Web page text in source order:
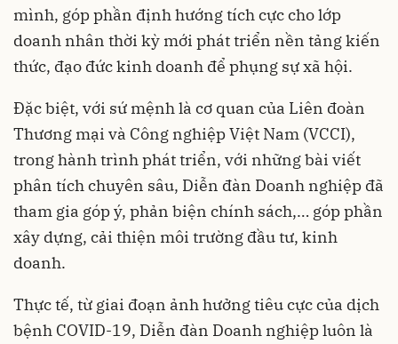
mình, góp phần định hướng tích cực cho lớp
doanh nhân thời kỳ mới phát triển nền tảng kiến
thức, đạo đức kinh doanh để phụng sự xã hội.
Đặc biệt, với sứ mệnh là cơ quan của Liên đoàn
Thương mại và Công nghiệp Việt Nam (VCCI),
trong hành trình phát triển, với những bài viết
phân tích chuyên sâu, Diễn đàn Doanh nghiệp đã
tham gia góp ý, phản biện chính sách,… góp phần
xây dựng, cải thiện môi trường đầu tư, kinh
doanh.
Thực tế, từ giai đoạn ảnh hưởng tiêu cực của dịch
bệnh COVID-19, Diễn đàn Doanh nghiệp luôn là